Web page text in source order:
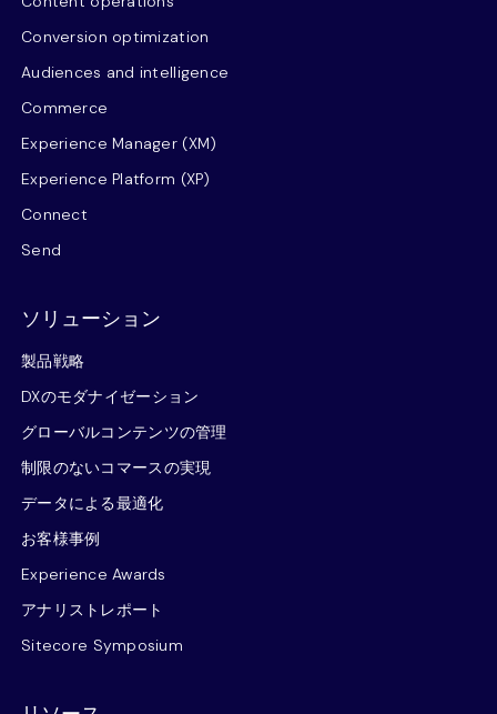
Conversion optimization
Audiences and intelligence
Commerce
Experience Manager (XM)
Experience Platform (XP)
Connect
Send
ソリューション
製品戦略
DXのモダナイゼーション
グローバルコンテンツの管理
制限のないコマースの実現
データによる最適化
お客様事例
Experience Awards
アナリストレポート
Sitecore Symposium